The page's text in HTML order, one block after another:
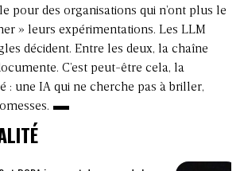
pour des organisations qui n’ont plus le
» leurs expérimentations. Les LLM
décident. Entre les deux, la chaîne
C’est peut-être cela, la
: une IA qui ne cherche pas à briller,